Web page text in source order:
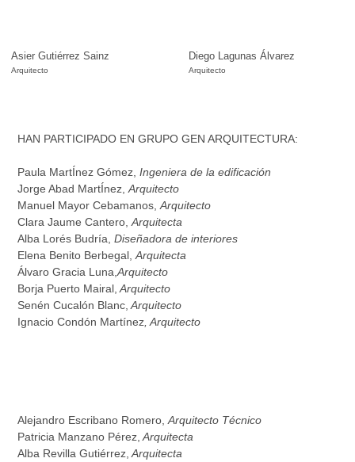
Asier Gutiérrez Sainz
Arquitecto
Diego Lagunas Álvarez
Arquitecto
HAN PARTICIPADO EN GRUPO GEN ARQUITECTURA:
Paula MartÍnez Gómez,Ingeniera de la edificación
Jorge Abad MartÍnez,Arquitecto
Manuel Mayor Cebamanos,Arquitecto
Clara Jaume Cantero,Arquitecta
Alba Lorés Budría,Diseñadora de interiores
Elena Benito Berbegal,Arquitecta
Álvaro Gracia Luna,Arquitecto
Borja Puerto Mairal, Arquitecto
Senén Cucalón Blanc, Arquitecto
Ignacio Condón Martínez , Arquitecto
Alejandro Escribano Romero,Arquitecto Técnico
Patricia Manzano Pérez, Arquitecta
Alba Revilla Gutiérrez, Arquitecta